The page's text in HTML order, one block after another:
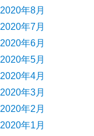
2020年8月
2020年7月
2020年6月
2020年5月
2020年4月
2020年3月
2020年2月
2020年1月